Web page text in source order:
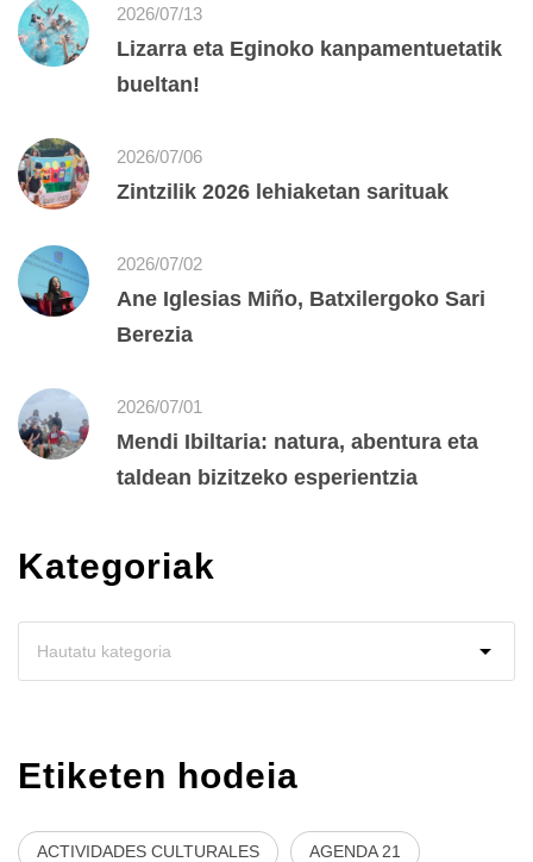
2026/07/13
Lizarra eta Eginoko kanpamentuetatik
bueltan!
2026/07/06
Zintzilik 2026 lehiaketan sarituak
2026/07/02
Ane Iglesias Miño, Batxilergoko Sari
Berezia
2026/07/01
Mendi Ibiltaria: natura, abentura eta
taldean bizitzeko esperientzia
Kategoriak
Etiketen hodeia
ACTIVIDADES CULTURALES AGENDA 21